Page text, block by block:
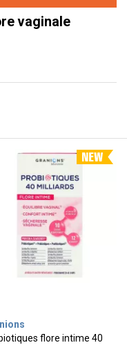
vaginale
flore intime 40